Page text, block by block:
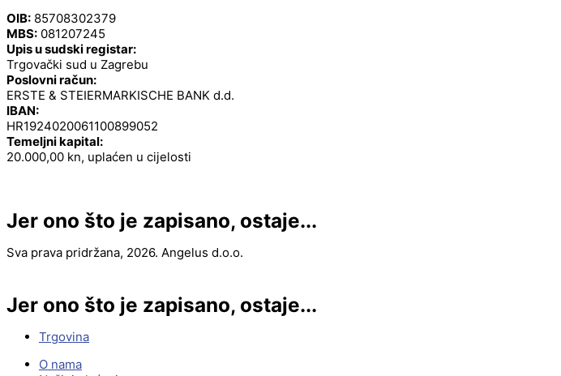
OIB: 85708302379
MBS: 081207245
Upis u sudski registar:
Trgovački sud u Zagrebu
Poslovni račun:
ERSTE & STEIERMARKISCHE BANK d.d.
IBAN:
HR1924020061100899052
Temeljni kapital:
20.000,00 kn, uplaćen u cijelosti
Jer ono što je zapisano, ostaje...
Sva prava pridržana, 2026. Angelus d.o.o.
Jer ono što je zapisano, ostaje...
Trgovina
O nama